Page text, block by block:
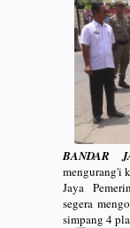
BANDAR
mengurang'i
Jaya
segera
simpang 4